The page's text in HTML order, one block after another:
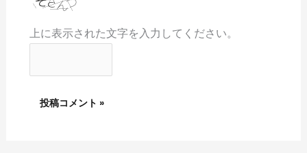
上に表示された文字を入力してください。